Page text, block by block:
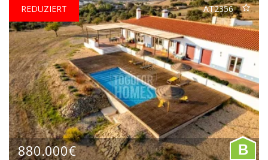
AT2356
880.000€
REDUZIERT
B